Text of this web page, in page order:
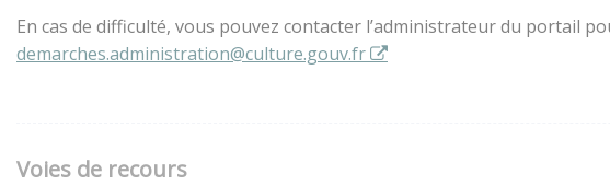
En cas de difficulté, vous pouvez contacter l’administrateur du portail
demarches.administration@culture.gouv.fr
Voies de recours